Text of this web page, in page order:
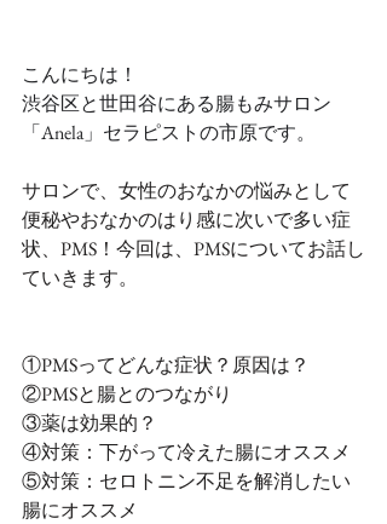
こんにちは！
渋谷区と世田谷にある腸もみサロン
「Anela」セラピストの市原です。
サロンで、女性のおなかの悩みとして
便秘やおなかのはり感に次いで多い症
状、PMS！今回は、PMSについてお話し
ていきます。
①PMSってどんな症状？原因は？
②PMSと腸とのつながり
③薬は効果的？
④対策：下がって冷えた腸にオススメ
⑤対策：セロトニン不足を解消したい
腸にオススメ